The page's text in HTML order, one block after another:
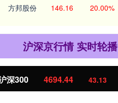
方邦股份 146.16 20.00%
沪深京行情 实时轮播
北证50 1134.24 11.37